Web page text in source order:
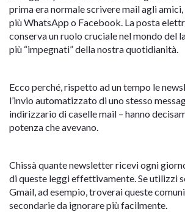
prima era normale scrivere mail agli
più WhatsApp o Facebook. La posta
conserva un ruolo cruciale nel mondo del
più “impegnati” della nostra quotidianità.
Ecco perché, rispetto ad un tempo le
l’invio automatizzato di uno stesso
indirizzario di caselle mail – hanno
potenza che avevano.
Chissà quante newsletter ricevi ogni
di queste leggi effettivamente. Se utilizzi
Gmail, ad esempio, troverai queste
secondarie da ignorare più facilmente.